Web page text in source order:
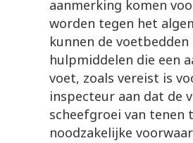
aanmerking komen
worden tegen het
kunnen de
hulpmiddelen die een
voet, zoals vereist is
inspecteur aan dat de
scheefgroei van tenen
noodzakelijke